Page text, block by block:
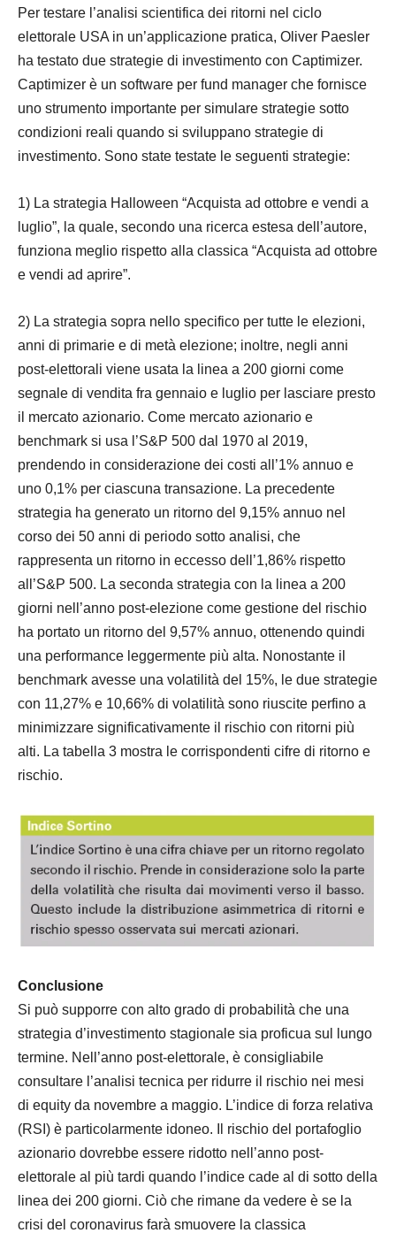
Per testare l’analisi scientifica dei ritorni nel ciclo
elettorale USA in un’applicazione pratica, Oliver Paesler
ha testato due strategie di investimento con Captimizer.
Captimizer è un software per fund manager che fornisce
uno strumento importante per simulare strategie sotto
condizioni reali quando si sviluppano strategie di
investimento. Sono state testate le seguenti strategie:
1) La strategia Halloween “Acquista ad ottobre e vendi a
luglio”, la quale, secondo una ricerca estesa dell’autore,
funziona meglio rispetto alla classica “Acquista ad ottobre
e vendi ad aprire”.
2) La strategia sopra nello specifico per tutte le elezioni,
anni di primarie e di metà elezione; inoltre, negli anni
post-elettorali viene usata la linea a 200 giorni come
segnale di vendita fra gennaio e luglio per lasciare presto
il mercato azionario. Come mercato azionario e
benchmark si usa l’S&P 500 dal 1970 al 2019,
prendendo in considerazione dei costi all’1% annuo e
uno 0,1% per ciascuna transazione. La precedente
strategia ha generato un ritorno del 9,15% annuo nel
corso dei 50 anni di periodo sotto analisi, che
rappresenta un ritorno in eccesso dell’1,86% rispetto
all’S&P 500. La seconda strategia con la linea a 200
giorni nell’anno post-elezione come gestione del rischio
ha portato un ritorno del 9,57% annuo, ottenendo quindi
una performance leggermente più alta. Nonostante il
benchmark avesse una volatilità del 15%, le due strategie
con 11,27% e 10,66% di volatilità sono riuscite perfino a
minimizzare significativamente il rischio con ritorni più
alti. La tabella 3 mostra le corrispondenti cifre di ritorno e
rischio.
Conclusione
Si può supporre con alto grado di probabilità che una
strategia d’investimento stagionale sia proficua sul lungo
termine. Nell’anno post-elettorale, è consigliabile
consultare l’analisi tecnica per ridurre il rischio nei mesi
di equity da novembre a maggio. L’indice di forza relativa
(RSI) è particolarmente idoneo. Il rischio del portafoglio
azionario dovrebbe essere ridotto nell’anno post-
elettorale al più tardi quando l’indice cade al di sotto della
linea dei 200 giorni. Ciò che rimane da vedere è se la
crisi del coronavirus farà smuovere la classica